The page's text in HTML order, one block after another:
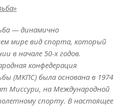
— динамично
мире вид спорта, который
в начале 50-х годов.
конфедерация
(МКПС) была основана в 1974
Миссури, на Международной
спорту. В настоящее